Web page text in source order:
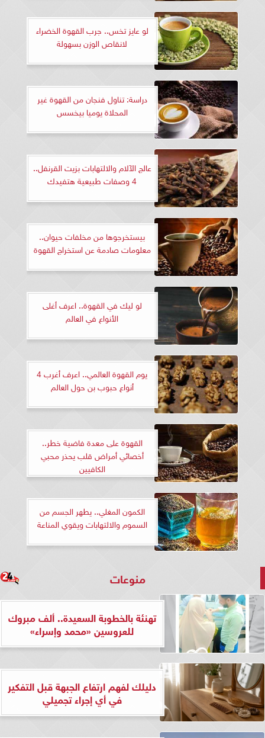
لو عايز تخس.. جرب القهوة الخضراء
لانقاص الوزن بسهولة
دراسة: تناول فنجان من القهوة غير
المحلاة يوميا بيخسس
عالج الآلام والالتهابات بزيت القرنفل..
4 وصفات طبيعية هتفيدك
بيستخرجوها من مخلفات حيوان..
معلومات صادمة عن استخراج القهوة
لو ليك في القهوة.. اعرف أغلى
الأنواع في العالم
يوم القهوة العالمي.. اعرف أغرب 4
أنواع حبوب بن حول العالم
القهوة على معدة فاضية خطر..
أخصائي أمراض قلب يحذر محبي
الكافيين
الكمون المغلي.. يطهر الجسم من
السموم والالتهابات ويقوي المناعة
منوعات
تهنئة بالخطوبة السعيدة.. ألف مبروك
للعروسين «محمد وإسراء»
دليلك لفهم ارتفاع الجبهة قبل التفكير
في أي إجراء تجميلي